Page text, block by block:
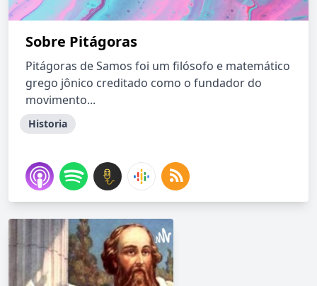
Sobre Pitágoras
Pitágoras de Samos foi um filósofo e matemático
grego jônico creditado como o fundador do
movimento...
Historia